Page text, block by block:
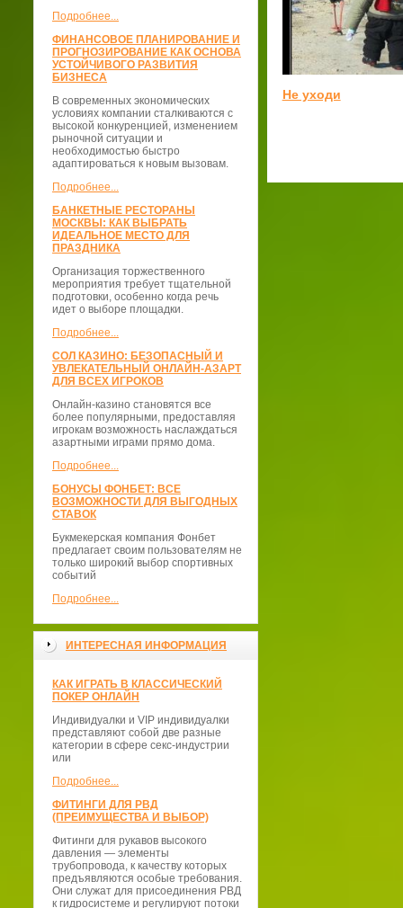
Подробнее...
ФИНАНСОВОЕ ПЛАНИРОВАНИЕ И
ПРОГНОЗИРОВАНИЕ КАК ОСНОВА
УСТОЙЧИВОГО РАЗВИТИЯ
БИЗНЕСА
В современных экономических
условиях компании сталкиваются с
высокой конкуренцией, изменением
рыночной ситуации и
необходимостью быстро
адаптироваться к новым вызовам.
Подробнее...
БАНКЕТНЫЕ РЕСТОРАНЫ
МОСКВЫ: КАК ВЫБРАТЬ
ИДЕАЛЬНОЕ МЕСТО ДЛЯ
ПРАЗДНИКА
Организация торжественного
мероприятия требует тщательной
подготовки, особенно когда речь
идет о выборе площадки.
Подробнее...
СОЛ КАЗИНО: БЕЗОПАСНЫЙ И
УВЛЕКАТЕЛЬНЫЙ ОНЛАЙН-АЗАРТ
ДЛЯ ВСЕХ ИГРОКОВ
Онлайн-казино становятся все
более популярными, предоставляя
игрокам возможность наслаждаться
азартными играми прямо дома.
Подробнее...
БОНУСЫ ФОНБЕТ: ВСЕ
ВОЗМОЖНОСТИ ДЛЯ ВЫГОДНЫХ
СТАВОК
Букмекерская компания Фонбет
предлагает своим пользователям не
только широкий выбор спортивных
событий
Подробнее...
ИНТЕРЕСНАЯ ИНФОРМАЦИЯ
КАК ИГРАТЬ В КЛАССИЧЕСКИЙ
ПОКЕР ОНЛАЙН
Индивидуалки и VIP индивидуалки
представляют собой две разные
категории в сфере секс-индустрии
или
Подробнее...
ФИТИНГИ ДЛЯ РВД
(ПРЕИМУЩЕСТВА И ВЫБОР)
Фитинги для рукавов высокого
давления — элементы
трубопровода, к качеству которых
предъявляются особые требования.
Они служат для присоединения РВД
к гидросистеме и регулируют потоки
Не уходи